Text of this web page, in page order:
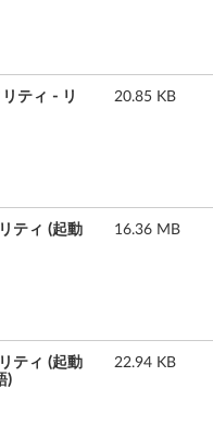
ティ - リ
20.85 KB
ティ (起動
16.36 MB
ティ (起動
)
22.94 KB